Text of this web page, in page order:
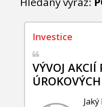
VÝVOJ AKCIÍ